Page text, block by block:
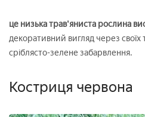
це низька трав'яниста рослина
декоративний вигляд через
сріблясто-зелене забарвлення.
Костриця червона